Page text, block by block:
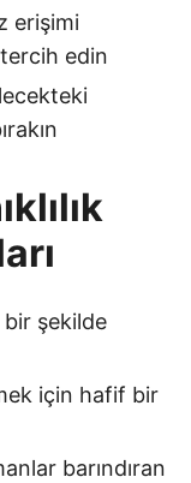
erişimi
edin
şekilde
için hafif bir
barındıran